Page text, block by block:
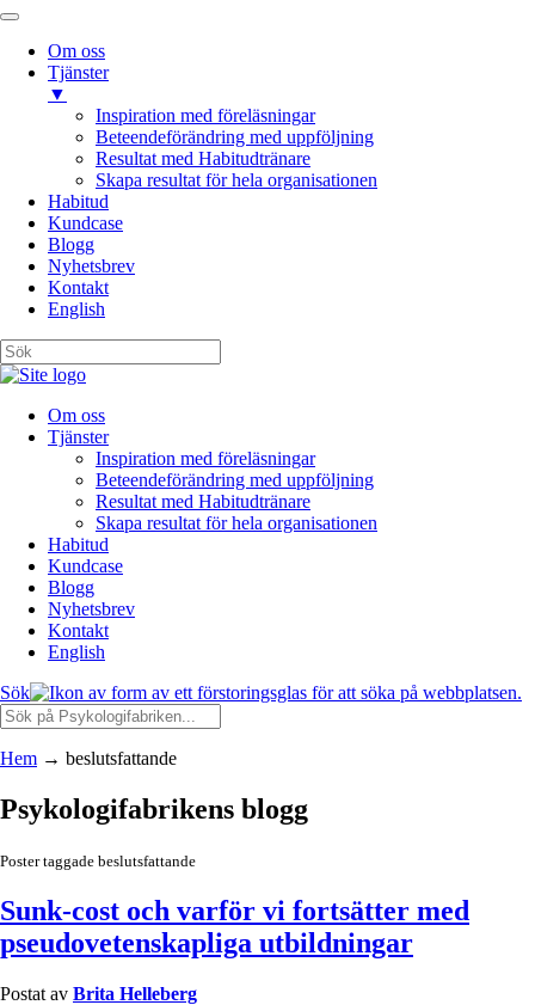
Om oss
Tjänster
▼
Inspiration med föreläsningar
Beteendeförändring med uppföljning
Resultat med Habitudtränare
Skapa resultat för hela organisationen
Habitud
Kundcase
Blogg
Nyhetsbrev
Kontakt
English
Om oss
Tjänster
Inspiration med föreläsningar
Beteendeförändring med uppföljning
Resultat med Habitudtränare
Skapa resultat för hela organisationen
Habitud
Kundcase
Blogg
Nyhetsbrev
Kontakt
English
Sök
Hem → beslutsfattande
Psykologifabrikens blogg
Poster taggade beslutsfattande
Sunk-cost och varför vi fortsätter med
pseudovetenskapliga utbildningar
Postat av Brita Helleberg